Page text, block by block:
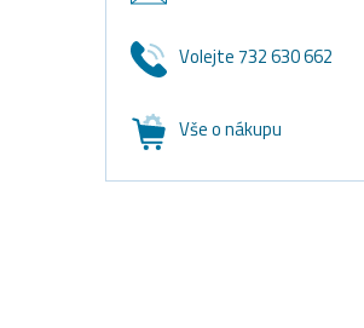
Volejte 732 630 662
Vše o nákupu